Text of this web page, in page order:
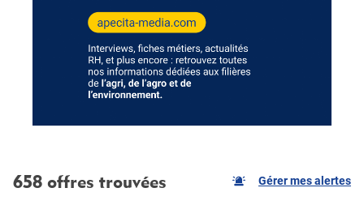
658 offres trouvées Gérer mes alertes